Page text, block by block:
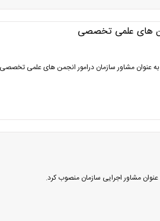
های علمی تخصصی
عنوان مشاور سازمان درامور انجمن های علمی تخصصی
مشاور اجرایی سازمان منصوب کرد.